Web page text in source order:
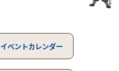
イベントカレンダー